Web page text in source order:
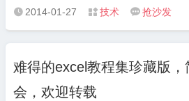
习惯，从而使
电脑上有所作
Surface正式发
 2014-01-27  技术  抢沙发
难得的excel教程集珍藏版
会，欢迎转载